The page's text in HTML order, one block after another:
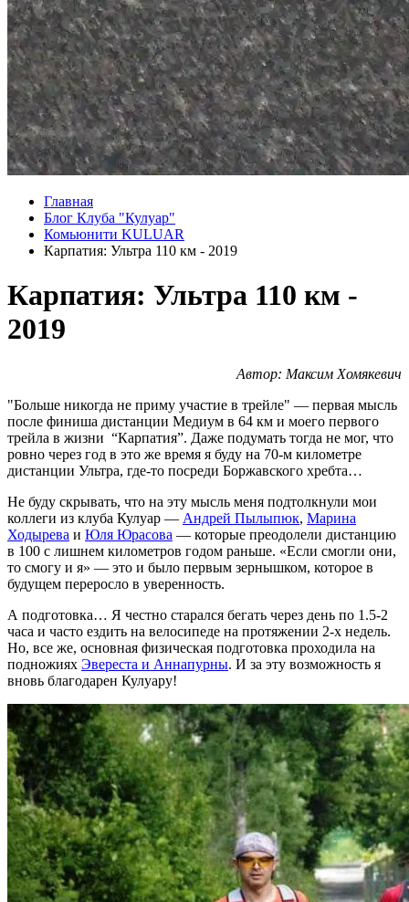
Главная
Блог Клуба "Кулуар"
Комьюнити KULUAR
Карпатия: Ультра 110 км - 2019
Карпатия: Ультра 110 км -
2019
Автор: Максим Хомякевич
"Больше никогда не приму участие в трейле" — первая мысль
после финиша дистанции Медиум в 64 км и моего первого
трейла в жизни “Карпатия”. Даже подумать тогда не мог, что
ровно через год в это же время я буду на 70-м километре
дистанции Ультра, где-то посреди Боржавского хребта…
Не буду скрывать, что на эту мысль меня подтолкнули мои
коллеги из клуба Кулуар — Андрей Пылыпюк, Марина
Ходырева и Юля Юрасова — которые преодолели дистанцию
в 100 с лишнем километров годом раньше. «Если смогли они,
то смогу и я» — это и было первым зернышком, которое в
будущем переросло в уверенность.
А подготовка… Я честно старался бегать через день по 1.5-2
часа и часто ездить на велосипеде на протяжении 2-х недель.
Но, все же, основная физическая подготовка проходила на
подножиях Эвереста и Аннапурны. И за эту возможность я
вновь благодарен Кулуару!